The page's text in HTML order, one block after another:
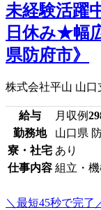
未経験活躍
日休み★幅
県防府市》
株式会社平山 山口
給与 月収例
勤務地
山口県
寮・社宅 あり
仕事内容 組立・
＼最短45秒で完了